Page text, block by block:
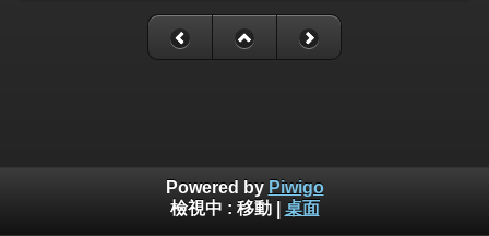
Powered by Piwigo
檢視中 : 移動| 桌面